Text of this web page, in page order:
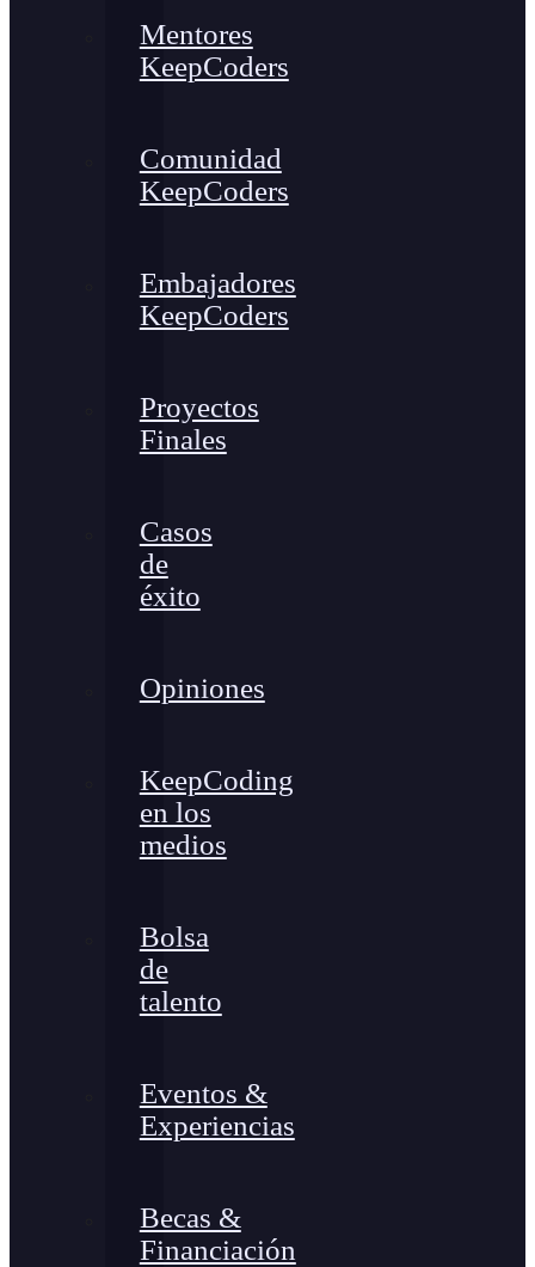
Mentores
KeepCoders
Comunidad
KeepCoders
Embajadores
KeepCoders
Proyectos
Finales
Casos
de
éxito
Opiniones
KeepCoding
en los
medios
Bolsa
de
talento
Eventos &
Experiencias
Becas &
Financiación